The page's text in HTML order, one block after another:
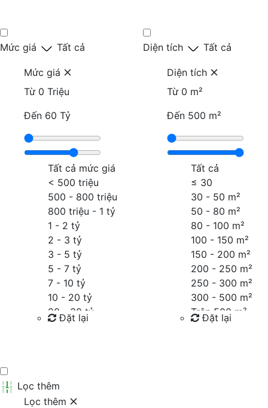
Mức giá Tất cả
Mức giá
Từ 0 Triệu
Đến 60 Tỷ
Tất cả mức giá
< 500 triệu
500 - 800 triệu
800 triệu - 1 tỷ
1 - 2 tỷ
2 - 3 tỷ
3 - 5 tỷ
5 - 7 tỷ
7 - 10 tỷ
10 - 20 tỷ
20 - 30 tỷ
30 - 40 tỷ
Đặt lại
Diện tích Tất cả
Diện tích
Từ 0 m²
Đến 500 m²
Tất cả
≤ 30
30 - 50 m²
50 - 80 m²
80 - 100 m²
100 - 150 m²
150 - 200 m²
200 - 250 m²
250 - 300 m²
300 - 500 m²
Trên 500 m²
Đặt lại
Lọc thêm
Lọc thêm